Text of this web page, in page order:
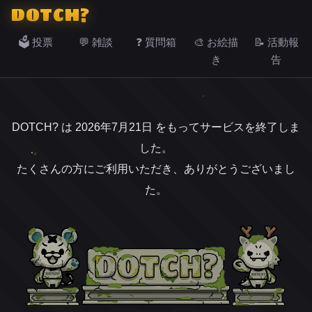
DOTCH?
🗳️ 投票 💬 雑談 ❓ 質問箱
🎨 お絵描
き
📝 活動報
告
DOTCH? は 2026年7月21日 をもってサービスを終了しま
した。
たくさんの方にご利用いただき、ありがとうございまし
た。